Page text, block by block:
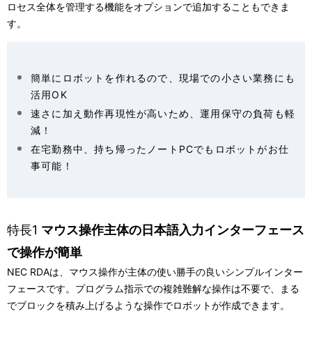
ロセス全体を管理する機能をオプションで追加することもできま
す。
簡単にロボットを作れるので、現場での小さい業務にも
活用OK
速さに加え動作再現性が高いため、運用保守の負荷も軽
減！
在宅勤務中、持ち帰ったノートPCでもロボットがお仕
事可能！
特長1 マウス操作主体の日本語入力インターフェース
で操作が簡単
NEC RDAは、マウス操作が主体の使い勝手の良いシンプルインター
フェースです。プログラム指示での複雑難解な操作は不要で、まる
でブロックを積み上げるような操作でロボットが作成できます。